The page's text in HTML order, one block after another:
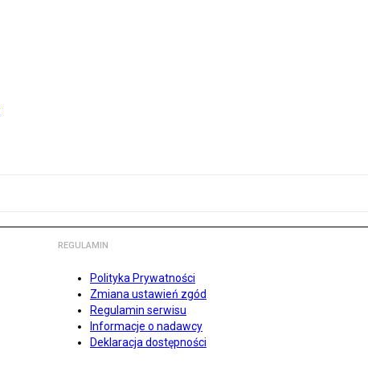
REGULAMIN
Polityka Prywatności
Zmiana ustawień zgód
Regulamin serwisu
Informacje o nadawcy
Deklaracja dostępności